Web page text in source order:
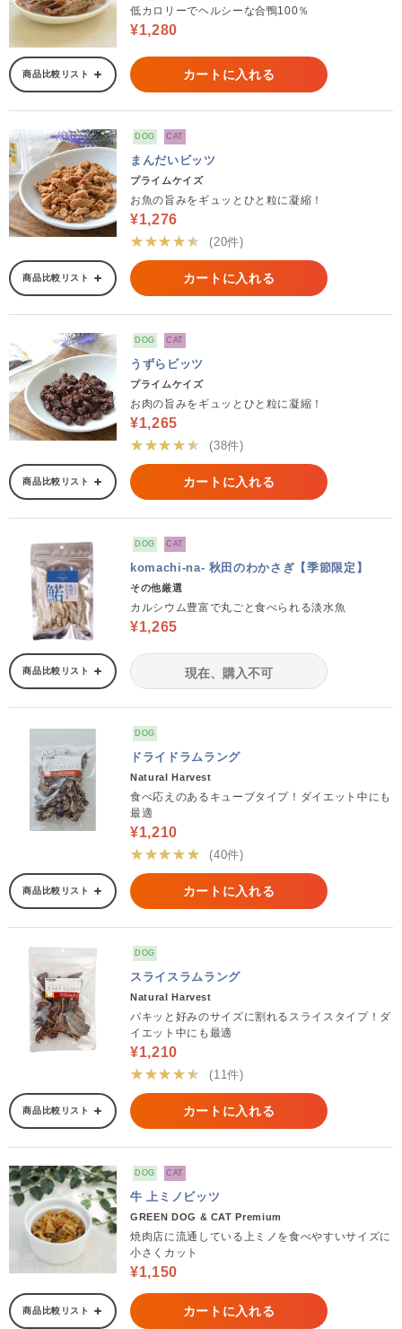
低カロリーでヘルシーな合鴨100％
¥1,280
商品比較リスト カートに入れる
DOG CAT
まんだいビッツ
プライムケイズ
お魚の旨みをギュッとひと粒に凝縮！
¥1,276
★★★★★
(20件)
商品比較リスト カートに入れる
DOG CAT
うずらビッツ
プライムケイズ
お肉の旨みをギュッとひと粒に凝縮！
¥1,265
★★★★★
(38件)
商品比較リスト カートに入れる
DOG CAT
komachi-na- 秋田のわかさぎ【季節限定】
その他厳選
カルシウム豊富で丸ごと食べられる淡水魚
¥1,265
商品比較リスト 現在、購入不可
DOG
ドライドラムラング
Natural Harvest
食べ応えのあるキューブタイプ！ダイエット中にも
最適
¥1,210
★★★★★
(40件)
商品比較リスト カートに入れる
DOG
スライスラムラング
Natural Harvest
パキッと好みのサイズに割れるスライスタイプ！ダ
イエット中にも最適
¥1,210
★★★★★
(11件)
商品比較リスト カートに入れる
DOG CAT
牛 上ミノビッツ
GREEN DOG & CAT Premium
焼肉店に流通している上ミノを食べやすいサイズに
小さくカット
¥1,150
商品比較リスト カートに入れる